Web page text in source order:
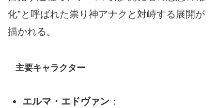
化”と呼ばれた祟り神アナクと対峙する展開が
描かれる。
主要キャラクター
エルマ・エドヴァン ：